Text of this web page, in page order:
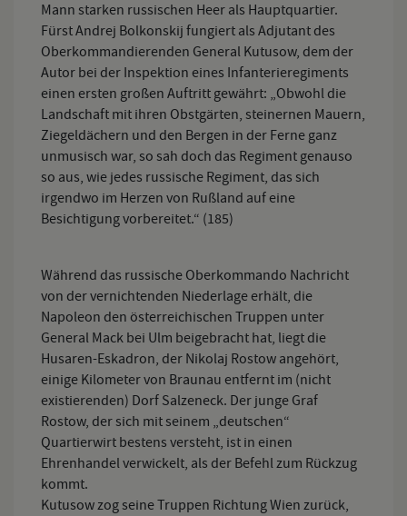
Mann starken russischen Heer als Hauptquartier.
Fürst Andrej Bolkonskij fungiert als Adjutant des
Oberkommandierenden General Kutusow, dem der
Autor bei der Inspektion eines Infanterieregiments
einen ersten großen Auftritt gewährt: „Obwohl die
Landschaft mit ihren Obstgärten, steinernen Mauern,
Ziegeldächern und den Bergen in der Ferne ganz
unmusisch war, so sah doch das Regiment genauso
so aus, wie jedes russische Regiment, das sich
irgendwo im Herzen von Rußland auf eine
Besichtigung vorbereitet.“ (185)
Während das russische Oberkommando Nachricht
von der vernichtenden Niederlage erhält, die
Napoleon den österreichischen Truppen unter
General Mack bei Ulm beigebracht hat, liegt die
Husaren-Eskadron, der Nikolaj Rostow angehört,
einige Kilometer von Braunau entfernt im (nicht
existierenden) Dorf Salzeneck. Der junge Graf
Rostow, der sich mit seinem „deutschen“
Quartierwirt bestens versteht, ist in einen
Ehrenhandel verwickelt, als der Befehl zum Rückzug
kommt.
Kutusow zog seine Truppen Richtung Wien zurück,